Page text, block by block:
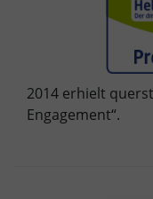
2014 erhielt
Engagement“.